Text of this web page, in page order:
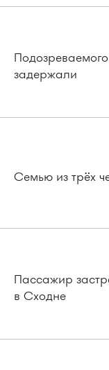
задержали
Семью из трёх
Пассажир
в Сходне